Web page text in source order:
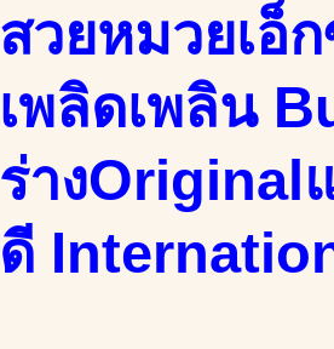
สวยหมวยเอ็
เพลิดเพลิน
ร่างOriginal
ดี